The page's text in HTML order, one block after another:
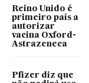
Reino Unido é
primeiro país a
autorizar
vacina Oxford-
Astrazeneca
Pfizer diz que